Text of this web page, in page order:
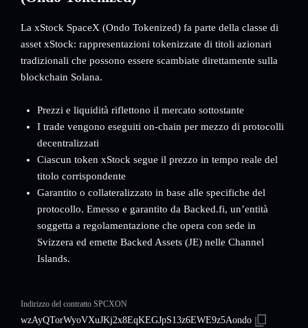
La xStock SpaceX (Ondo Tokenized) fa parte della classe di
asset xStock: rappresentazioni tokenizzate di titoli azionari
tradizionali che possono essere scambiate direttamente sulla
blockchain Solana.
Prezzi e liquidità riflettono il mercato sottostante
I trade vengono eseguiti on-chain per mezzo di protocolli
decentralizzati
Ciascun token xStock segue il prezzo in tempo reale del
titolo corrispondente
Garantito o collateralizzato in base alle specifiche del
protocollo. Emesso e garantito da Backed.fi, un’entità
soggetta a regolamentazione che opera con sede in
Svizzera ed emette Backed Assets (JE) nelle Channel
Islands.
Indirizzo del contratto SPCXON
wzAyQTorWyoVXuJKj2x8EqKEGJpS13z6EWE9z5Aondo